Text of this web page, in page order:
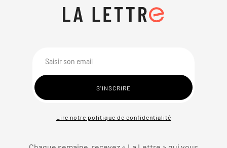
Lire notre politique de confidentialité